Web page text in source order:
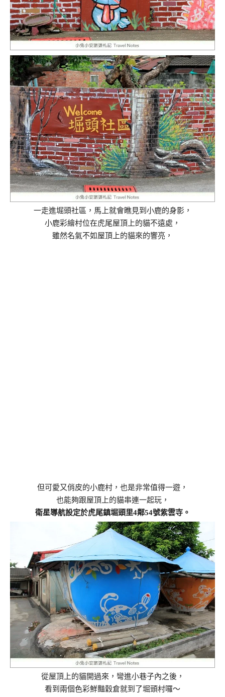
一走進堀頭社區，馬上就會瞧見到小鹿的身影，
小鹿彩繪村位在虎尾屋頂上的貓不遠處，
雖然名氣不如屋頂上的貓來的響亮，
但可愛又俏皮的小鹿村，也是非常值得一遊，
也能夠跟屋頂上的貓串連一起玩，
衛星導航設定於虎尾鎮堀頭里4鄰54號紫雲寺。
從屋頂上的貓開過來，彎進小巷子內之後，
看到兩個色彩鮮豔穀倉就到了堀頭村囉～